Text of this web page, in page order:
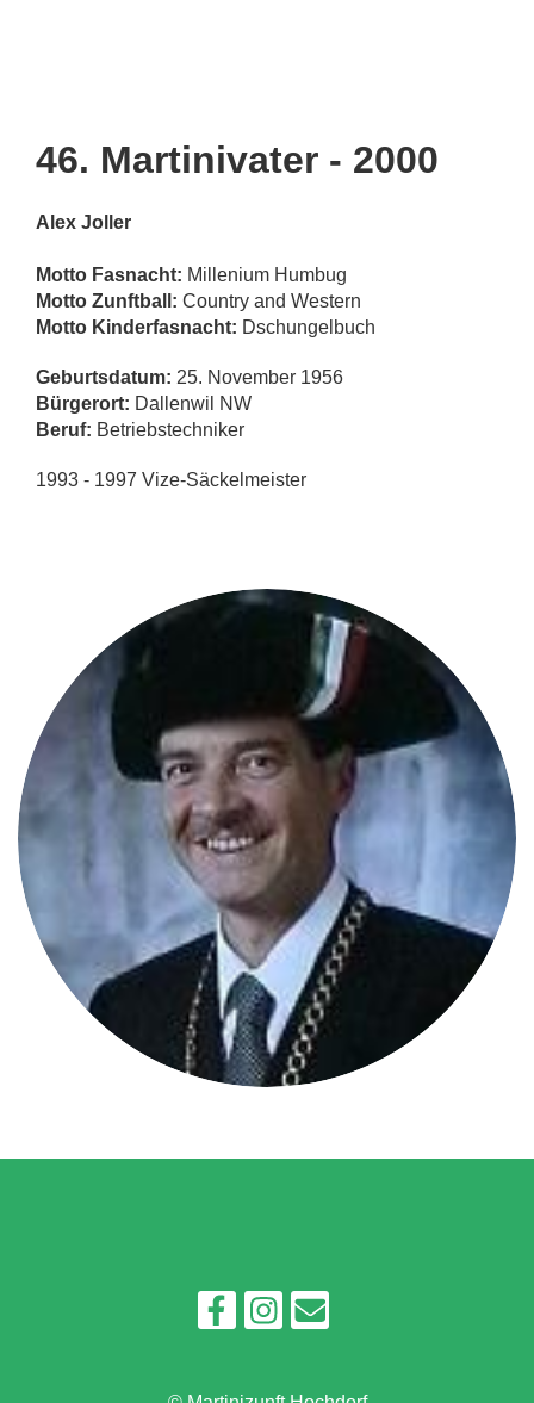
46. Martinivater - 2000
Alex Joller
Motto Fasnacht: Millenium Humbug
Motto Zunftball: Country and Western
Motto Kinderfasnacht: Dschungelbuch
Geburtsdatum: 25. November 1956
Bürgerort: Dallenwil NW
Beruf: Betriebstechniker
1993 - 1997 Vize-Säckelmeister